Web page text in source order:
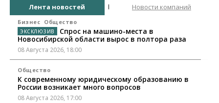
Лента новостей Новости компаний
Бизнес Общество
Спрос на машино-места в
Новосибирской области вырос в полтора раза
08 Августа 2026, 18:00
Общество
К современному юридическому образованию в
России возникает много вопросов
08 Августа 2026, 17:00